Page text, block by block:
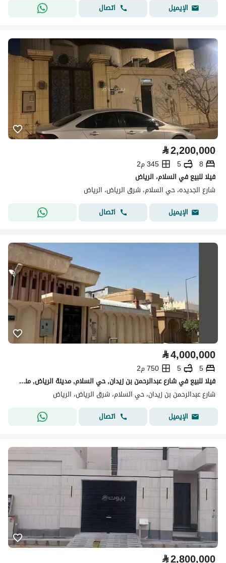
الإيميل
اتصال
⃁2,200,000
8
5
345 م2
فيلا للبيع في السلام، الرياض
شارع الجديده، حي السلام، شرق الرياض، الرياض
الإيميل
اتصال
⃁4,000,000
5
5
750 م2
فيلا للبيع في شارع عبدالرحمن بن زيدان, حي السلام, مدينة الرياض, منطقة الرياض
شارع عبدالرحمن بن زيدان، حي السلام، شرق الرياض، الرياض
الإيميل
اتصال
⃁2,800,000